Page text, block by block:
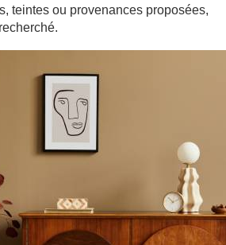
teintes ou provenances proposées,